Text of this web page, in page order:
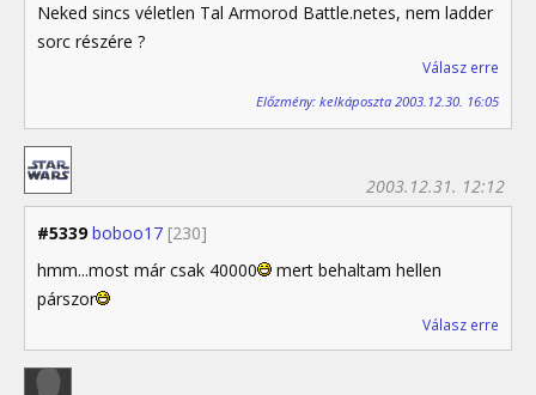
Neked sincs véletlen Tal Armorod Battle.netes, nem ladder
sorc részére ?
Válasz erre
Előzmény: kelkáposzta 2003.12.30. 16:05
#5339 boboo17 [230]
2003.12.31. 12:12
hmm...most már csak 40000
mert behaltam hellen
párszor
Válasz erre